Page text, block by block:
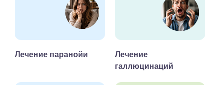
Лечение паранойи
Лечение
галлюцинаций